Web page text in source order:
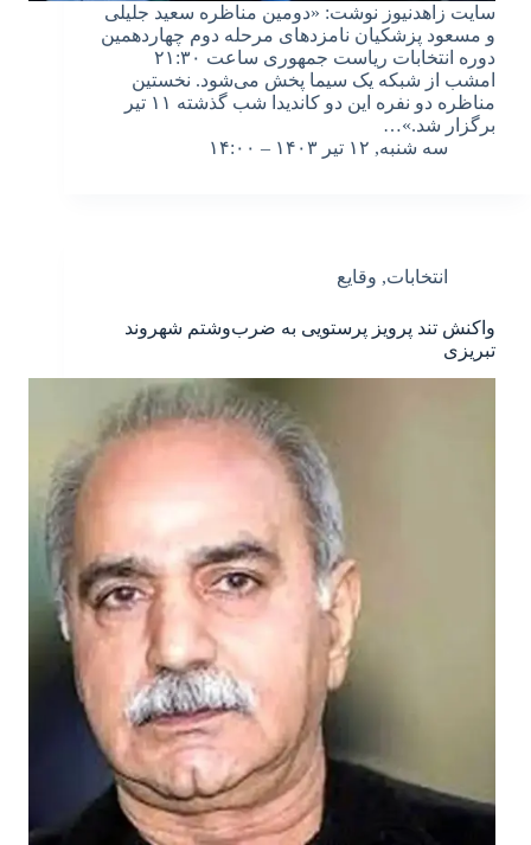
سایت زاهدنیوز نوشت: «دومین مناظره سعید جلیلی
و مسعود پزشکیان نامزد‌های مرحله دوم چهاردهمین
دوره انتخابات ریاست جمهوری ساعت ۲۱:۳۰
امشب از شبکه یک سیما پخش می‌شود. نخستین
مناظره دو نفره این دو کاندیدا شب گذشته ۱۱ تیر
برگزار شد.»…
سه شنبه, ۱۲ تیر ۱۴۰۳ – ۱۴:۰۰
انتخابات, وقایع
واکنش تند پرویز پرستویی به ضرب‌وشتم شهروند
تبریزی